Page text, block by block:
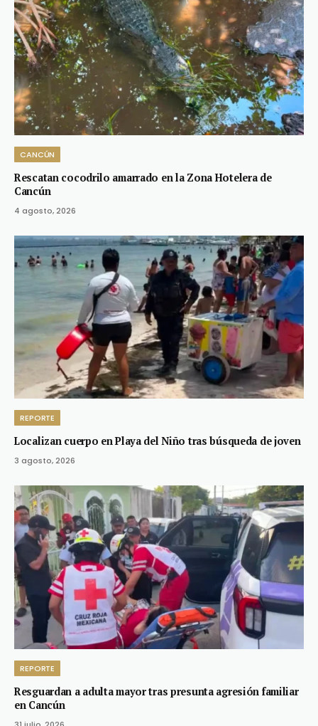
CANCÚN
Rescatan cocodrilo amarrado en la Zona Hotelera de
Cancún
4 agosto, 2026
REPORTE
Localizan cuerpo en Playa del Niño tras búsqueda de joven
3 agosto, 2026
REPORTE
Resguardan a adulta mayor tras presunta agresión familiar
en Cancún